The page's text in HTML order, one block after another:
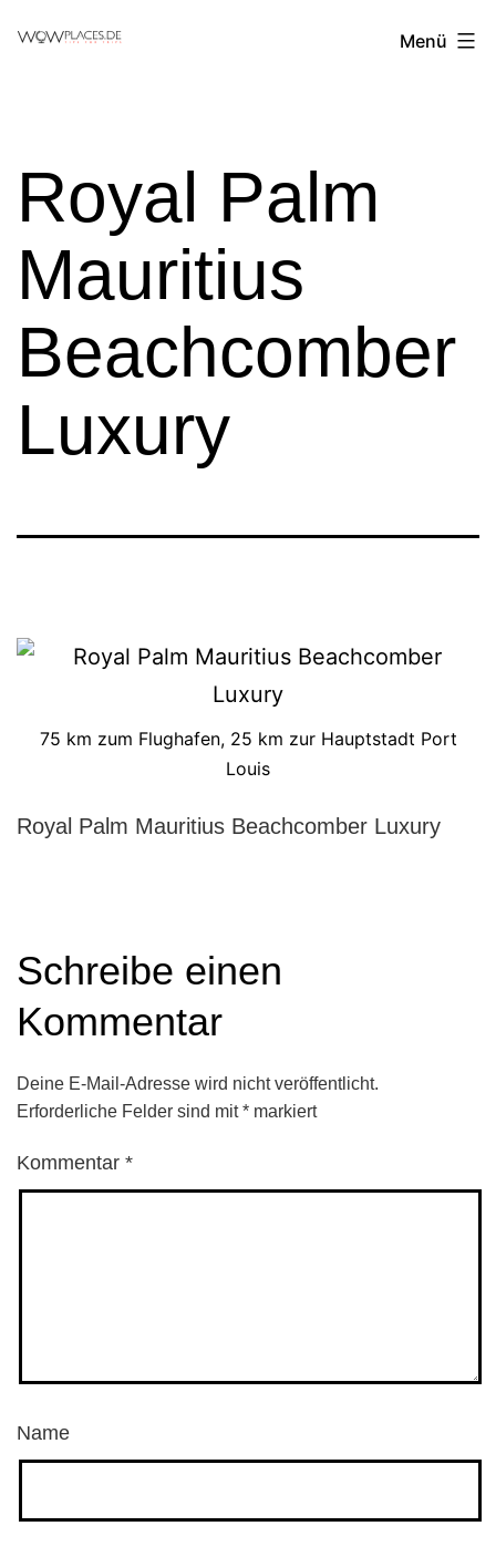
Reiseblog
Menü
Royal Palm
Mauritius
Beachcomber
Luxury
75 km zum Flughafen, 25 km zur Hauptstadt Port
Louis
Royal Palm Mauritius Beachcomber Luxury
Schreibe einen
Kommentar
Deine E-Mail-Adresse wird nicht veröffentlicht.
Erforderliche Felder sind mit* markiert
Kommentar *
Name